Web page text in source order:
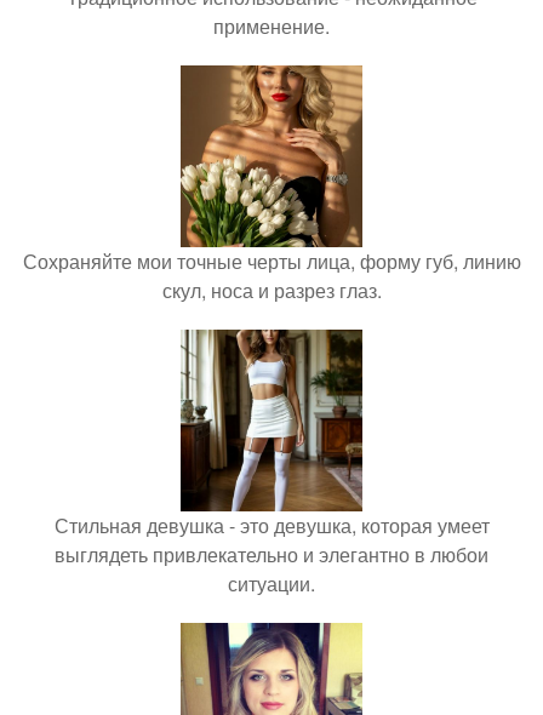
применение.
Сохраняйте мои точные черты лица, форму губ, линию
скул, носа и разрез глаз.
Стильная девушка - это девушка, которая умеет
выглядеть привлекательно и элегантно в любои
ситуации.